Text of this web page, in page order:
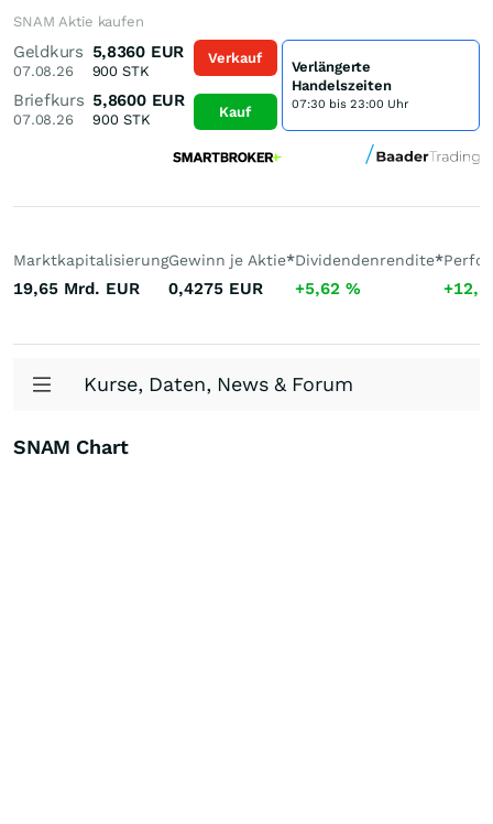
SNAM Aktie kaufen
Geldkurs
07.08.26
5,8360 EUR
900 STK
Briefkurs
07.08.26
5,8600 EUR
900STK
Verkauf
Kauf
Verlängerte
Handelszeiten
07:30 bis 23:00 Uhr
Marktkapitalisierung
19,65 Mrd. EUR
Gewinn je Aktie*
0,4275 EUR
Dividendenrendite*
+5,62 %
Kurse, Daten, News & Forum
SNAM Chart